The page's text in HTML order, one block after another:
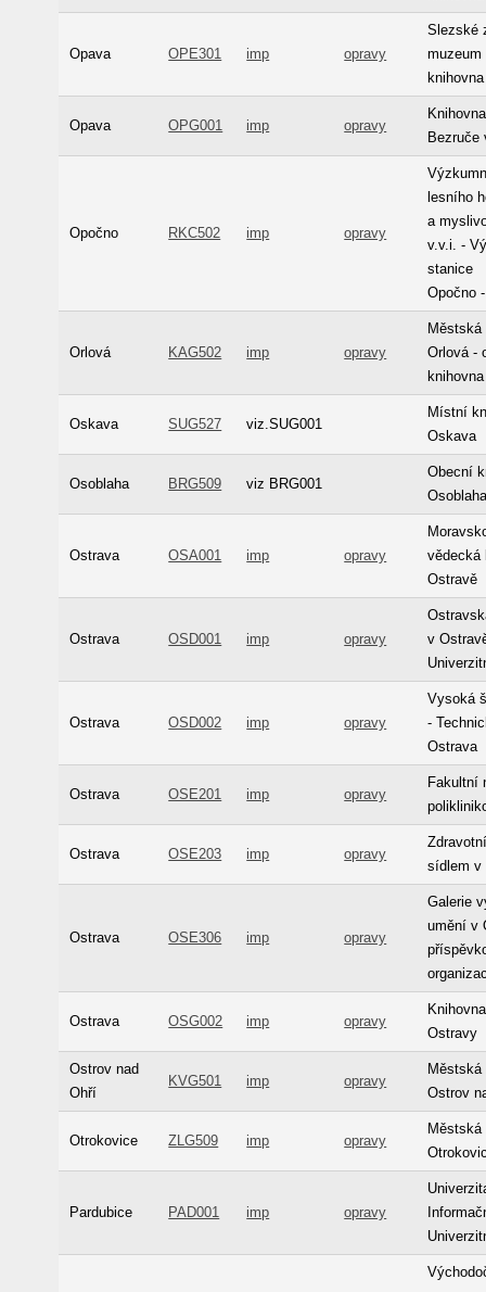
Opava OPE301 imp opravy
Slezské
muzeum
knihovna
Opava OPG001 imp opravy
Bezruče
Opočno RKC502 imp opravy
lesního
a
v.v.i. -
stanice
Opočno
Orlová KAG502 imp opravy
Městská
Orlová -
knihovna
Oskava SUG527 viz.SUG001
Místní
Oskava
Osoblaha BRG509 viz BRG001
Obecní
Ostrava OSA001 imp opravy
vědecká
Ostravě
Ostrava OSD001 imp opravy
v
Ostrava OSD002 imp opravy
Vysoká
-
Ostrava
Ostrava OSE201 imp opravy
Fakultní
Ostrava OSE203 imp opravy
sídlem v
Ostrava OSE306 imp opravy
Galerie
umění v
Ostrava OSG002 imp opravy
Ostravy
Ostrov nad
Ohří
KVG501 imp opravy
Městská
Ostrov
Otrokovice ZLG509 imp opravy
Městská
Pardubice PAD001 imp opravy